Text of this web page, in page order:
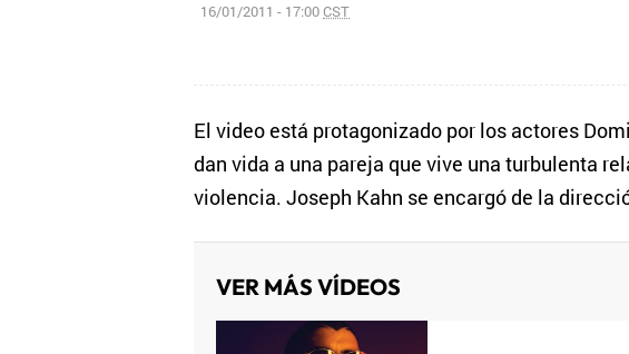
16/01/2011 - 17:00CST
El video está protagonizado por los actores
dan vida a una pareja que vive una turbulenta
violencia. Joseph Kahn se encargó de la
VER MÁS VÍDEOS